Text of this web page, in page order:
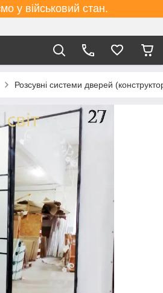
у військовий стан.
Розсувні системи дверей